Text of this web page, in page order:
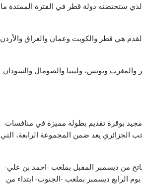
ستحتضنه دولة قطر في الفترة الممتدة ما
الإتحاد الآسيوي لكرة القدم هي قطر والكويت وعمان والعراق والأردن
مصر والمغرب وتونس، وليبيا والصومال والسودان
بوقرة تقديم بطولة مميزة في منافسات
الجزائري يعد ضمن المجموعة الرابعة، التي
من ديسمبر المقبل بملعب -احمد بن علي-
اللبناني يوم الرابع ديسمبر بملعب -الجنوب- ابتداء من